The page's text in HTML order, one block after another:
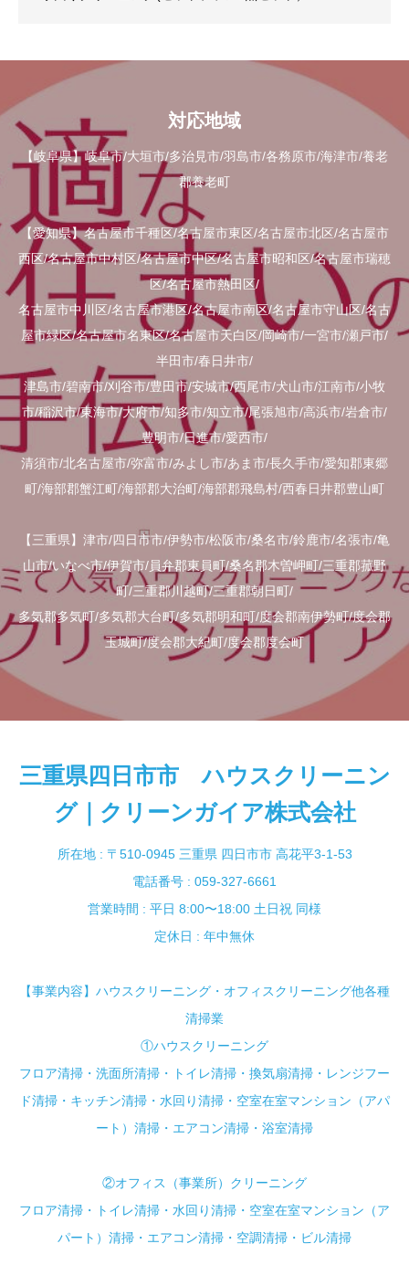
対応地域
【岐阜県】岐阜市/大垣市/多治見市/羽島市/各務原市/海津市/養老
郡養老町
【愛知県】名古屋市千種区/名古屋市東区/名古屋市北区/名古屋市
西区/名古屋市中村区/名古屋市中区/名古屋市昭和区/名古屋市瑞穂
区/名古屋市熱田区/
名古屋市中川区/名古屋市港区/名古屋市南区/名古屋市守山区/名古
屋市緑区/名古屋市名東区/名古屋市天白区/岡崎市/一宮市/瀬戸市/
半田市/春日井市/
津島市/碧南市/刈谷市/豊田市/安城市/西尾市/犬山市/江南市/小牧
市/稲沢市/東海市/大府市/知多市/知立市/尾張旭市/高浜市/岩倉市/
豊明市/日進市/愛西市/
清須市/北名古屋市/弥富市/みよし市/あま市/長久手市/愛知郡東郷
町/海部郡蟹江町/海部郡大治町/海部郡飛島村/西春日井郡豊山町
【三重県】津市/四日市市/伊勢市/松阪市/桑名市/鈴鹿市/名張市/亀
山市/いなべ市/伊賀市/員弁郡東員町/桑名郡木曽岬町/三重郡菰野
町/三重郡川越町/三重郡朝日町/
多気郡多気町/多気郡大台町/多気郡明和町/度会郡南伊勢町/度会郡
玉城町/度会郡大紀町/度会郡度会町
三重県四日市市 ハウスクリーニン
グ｜クリーンガイア株式会社
所在地 : 〒510-0945 三重県 四日市市 高花平3-1-53
電話番号 : 059-327-6661
営業時間 : 平日 8:00〜18:00 土日祝 同様
定休日 : 年中無休
【事業内容】ハウスクリーニング・オフィスクリーニング他各種
清掃業
①ハウスクリーニング
フロア清掃・洗面所清掃・トイレ清掃・換気扇清掃・レンジフー
ド清掃・キッチン清掃・水回り清掃・空室在室マンション（アパ
ート）清掃・エアコン清掃・浴室清掃
②オフィス（事業所）クリーニング
フロア清掃・トイレ清掃・水回り清掃・空室在室マンション（ア
パート）清掃・エアコン清掃・空調清掃・ビル清掃